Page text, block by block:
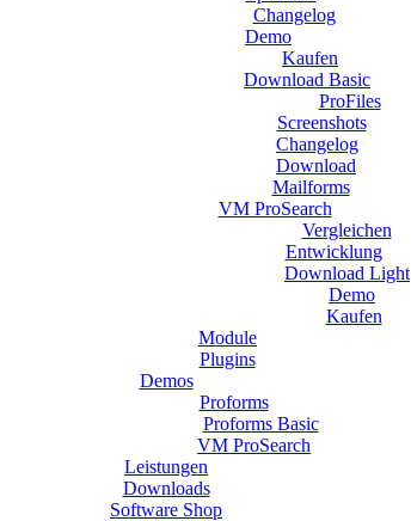
Changelog
Demo
Kaufen
Download Basic
ProFiles
Screenshots
Changelog
Download
Mailforms
VM ProSearch
Vergleichen
Entwicklung
Download Light
Demo
Kaufen
Module
Plugins
Demos
Proforms
Proforms Basic
VM ProSearch
Leistungen
Downloads
Software Shop